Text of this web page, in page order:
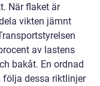
När flaket är
vikten jämnt
av lastens
bakåt. En ordnad
dessa riktlinjer